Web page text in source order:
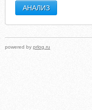
powered by prlog.ru